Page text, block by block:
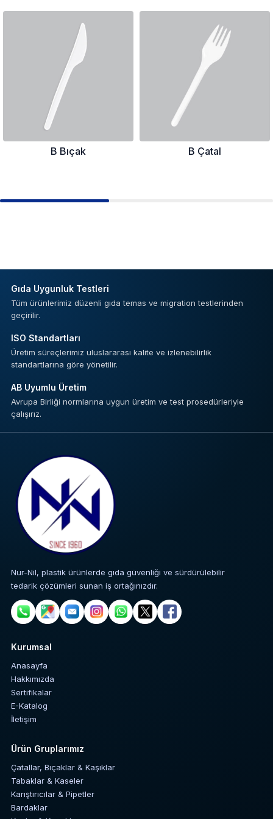
B Bıçak B Çatal
Gıda Uygunluk Testleri
Tüm ürünlerimiz düzenli gıda temas ve migration testlerinden
geçirilir.
ISO Standartları
Üretim süreçlerimiz uluslararası kalite ve izlenebilirlik
standartlarına göre yönetilir.
AB Uyumlu Üretim
Avrupa Birliği normlarına uygun üretim ve test prosedürleriyle
çalışırız.
Nur-Nil, plastik ürünlerde gıda güvenliği ve sürdürülebilir
tedarik çözümleri sunan iş ortağınızdır.
Kurumsal
Anasayfa
Hakkımızda
Sertifikalar
E-Katalog
İletişim
Ürün Gruplarımız
Çatallar, Bıçaklar & Kaşıklar
Tabaklar & Kaseler
Karıştırıcılar & Pipetler
Bardaklar